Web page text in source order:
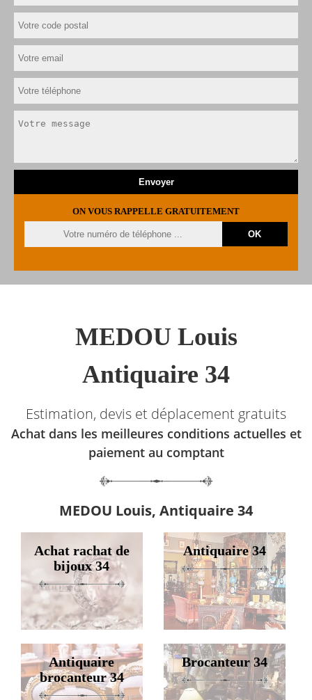
ON VOUS RAPPELLE GRATUITEMENT
MEDOU Louis
Antiquaire 34
Estimation, devis et déplacement gratuits
Achat dans les meilleures conditions actuelles et
paiement au comptant
MEDOU Louis, Antiquaire 34
Achat rachat de
bijoux 34
Antiquaire 34
Antiquaire
brocanteur 34
Brocanteur 34